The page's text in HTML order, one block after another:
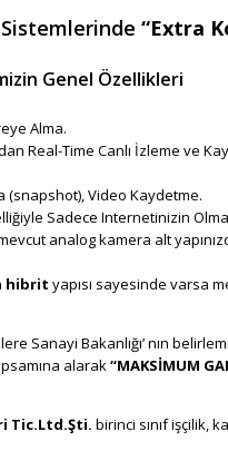
“Extra
Genel Özellikleri
Alma.
Real-Time Canlı İzleme ve
Video Kaydetme.
Sadece Internetinizin
analog kamera alt
hibrit yapısı sayesinde varsa
Sanayi Bakanlığı’ nın
alarak “MAKSİMUM
Tic.Ltd.Şti. birinci sınıf işçilik,